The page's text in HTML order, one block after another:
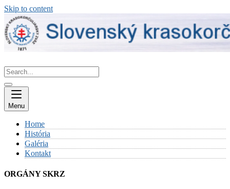
Skip to content
Menu
Home
História
Galéria
Kontakt
ORGÁNY SKRZ